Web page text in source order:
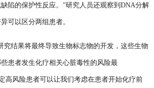
陷的保护性反应。”研究人员还观察到DNA分解
可以区分两组患者。
结果将最终导致生物标志物的开发，这些生物
患者发生化疗相关心脏毒性的风险最
高风险患者可以让我们考虑在患者开始化疗前